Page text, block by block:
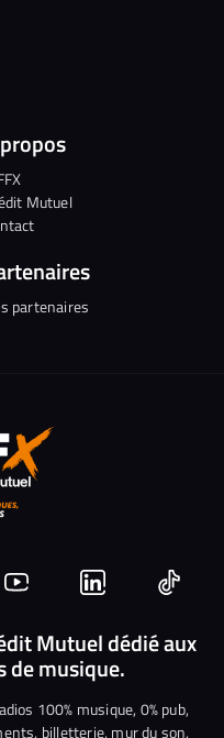
Mutuel
partenaires
Nous
rejoindre
sur
YouTube
Nous
rejoindre
sur
Linkedin
Nous
Mutuel dédié aux
de musique.
100% musique, 0% pub,
billetterie, mur du son,